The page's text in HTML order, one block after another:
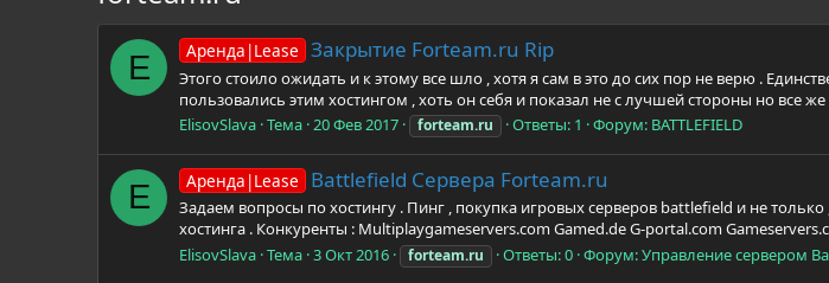
E Аренда|Lease Закрытие Forteam.ru Rip
Этого стоило ожидать и к этому все шло , хотя я сам в это до сих пор не верю .
пользовались этим хостингом , хоть он себя и показал не с лучшей стороны но все
ElisovSlava Тема 20 Фев 2017 forteam.ru Ответы: 1 Форум: BATTLEFIELD
E Аренда|Lease Battlefield Сервера Forteam.ru
Задаем вопросы по хостингу . Пинг , покупка игровых серверов battlefield и не
хостинга . Конкуренты : Multiplaygameservers.com Gamed.de G-portal.com
ElisovSlava Тема 3 Окт 2016 forteam.ru Ответы: 0 Форум:Управление сервером